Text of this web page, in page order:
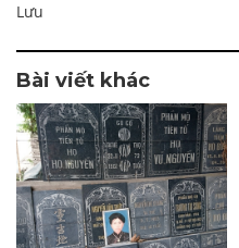
Lưu
Bài viết khác